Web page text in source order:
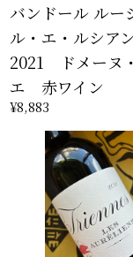
バンドール ルー
ル・エ・ルシア
2021 ドメーヌ
エ 赤ワイン
¥8,883